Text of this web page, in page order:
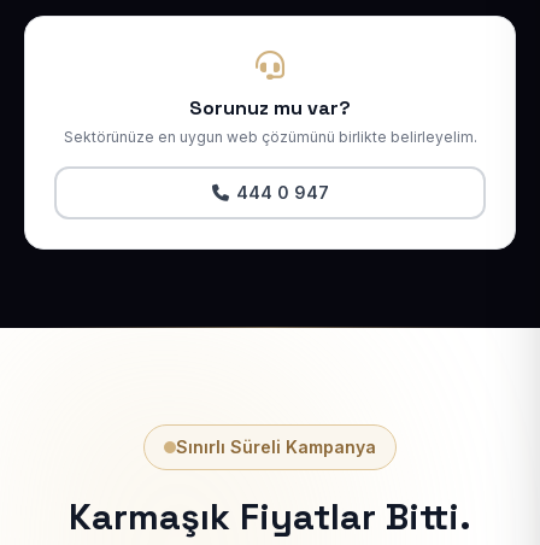
Sorunuz mu var?
Sektörünüze en uygun web çözümünü birlikte belirleyelim.
444 0 947
Sınırlı Süreli Kampanya
Karmaşık Fiyatlar Bitti.